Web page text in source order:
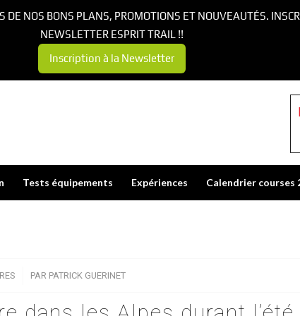
Tests équipements Expériences Calendrier courses
PAR PATRICK GUERINET
DE NOS BONS PLANS, PROMOTIONS ET NOUVEAUTÉS.
NEWSLETTER ESPRIT TRAIL !!
Inscription à la Newsletter